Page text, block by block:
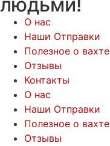
людьми!
О нас
Наши Отправки
Полезное о вахте
Отзывы
Контакты
О нас
Наши Отправки
Полезное о вахте
Отзывы